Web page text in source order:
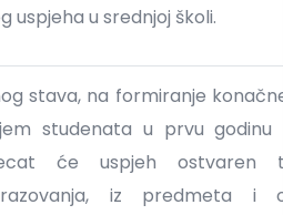
uspjeha u srednjoj školi.
stava, na formiranje
studenata u prvu godinu
će uspjeh ostvaren
iz predmeta i